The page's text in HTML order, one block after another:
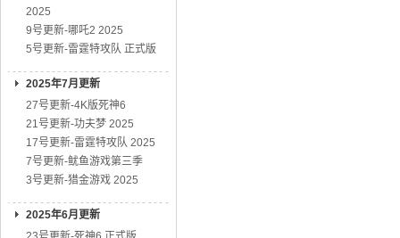
2025
9号更新-哪吒2 2025
5号更新-雷霆特攻队 正式版
2025年7月更新
27号更新-4K版死神6
21号更新-功夫梦 2025
17号更新-雷霆特攻队 2025
7号更新-鱿鱼游戏第三季
3号更新-猎金游戏 2025
2025年6月更新